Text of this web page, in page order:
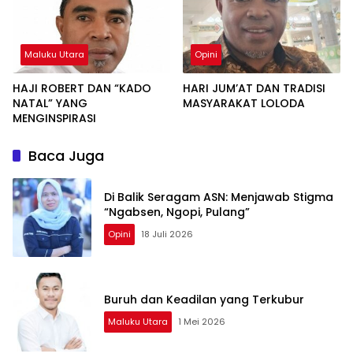
Maluku Utara
HAJI ROBERT DAN “KADO
NATAL” YANG
MENGINSPIRASI
Opini
HARI JUM’AT DAN TRADISI
MASYARAKAT LOLODA
Baca Juga
Di Balik Seragam ASN: Menjawab Stigma
“Ngabsen, Ngopi, Pulang”
Opini 18 Juli 2026
Buruh dan Keadilan yang Terkubur
Maluku Utara 1 Mei 2026